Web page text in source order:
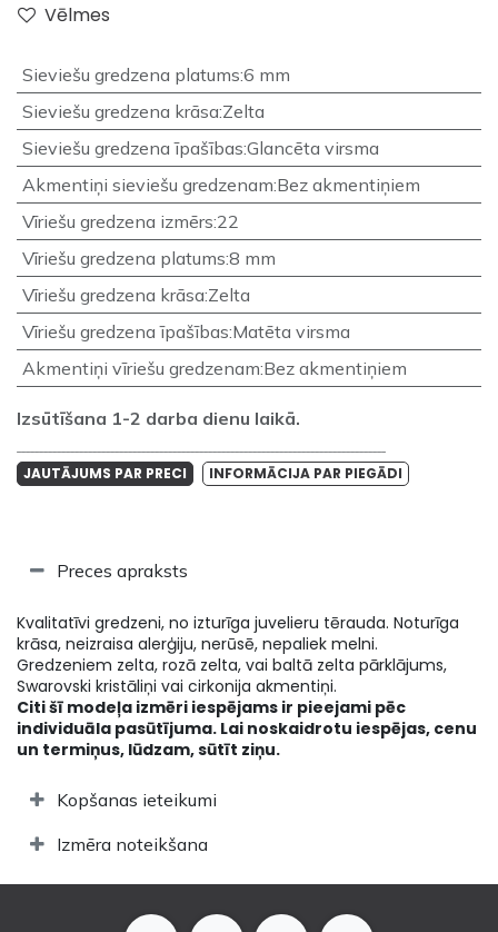
Vēlmes
Sieviešu gredzena platums:6 mm
Sieviešu gredzena krāsa:Zelta
Sieviešu gredzena īpašības:Glancēta virsma
Akmentiņi sieviešu gredzenam:Bez akmentiņiem
Vīriešu gredzena izmērs:22
Vīriešu gredzena platums:8 mm
Vīriešu gredzena krāsa:Zelta
Vīriešu gredzena īpašības:Matēta virsma
Akmentiņi vīriešu gredzenam:Bez akmentiņiem
Izsūtīšana 1-2 darba dienu laikā.
JAUTĀJUMS PAR PRECI INFORMĀCIJA PAR PIEGĀDI
Preces apraksts
Kvalitatīvi gredzeni, no izturīga juvelieru tērauda. Noturīga
krāsa, neizraisa alerģiju, nerūsē, nepaliek melni.
Gredzeniem zelta, rozā zelta, vai baltā zelta pārklājums,
Swarovski kristāliņi vai cirkonija akmentiņi.
Citi šī modeļa izmēri iespējams ir pieejami pēc
individuāla pasūtījuma. Lai noskaidrotu iespējas, cenu
un termiņus, lūdzam, sūtīt ziņu.
Kopšanas ieteikumi
Izmēra noteikšana